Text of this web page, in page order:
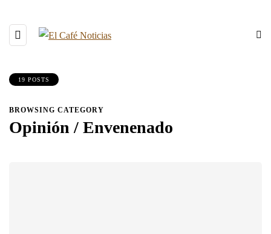
19 POSTS
BROWSING CATEGORY
Opinión / Envenenado